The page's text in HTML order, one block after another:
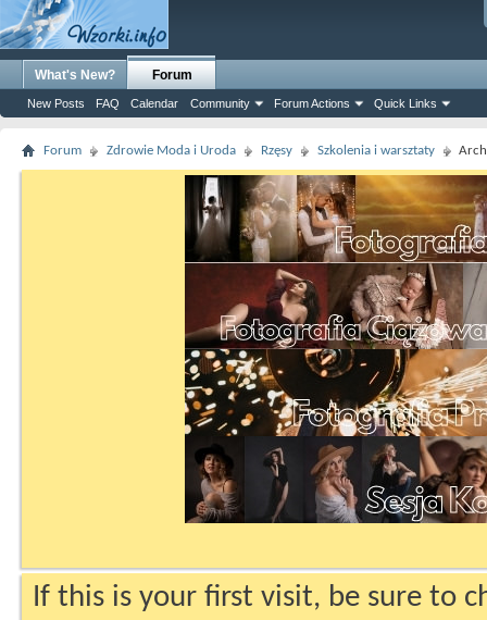
What's New? Forum
New Posts FAQ Calendar Community Forum Actions Quick Links
Forum Zdrowie Moda i Uroda Rzęsy Szkolenia i warsztaty
If this is your first visit, be sure to